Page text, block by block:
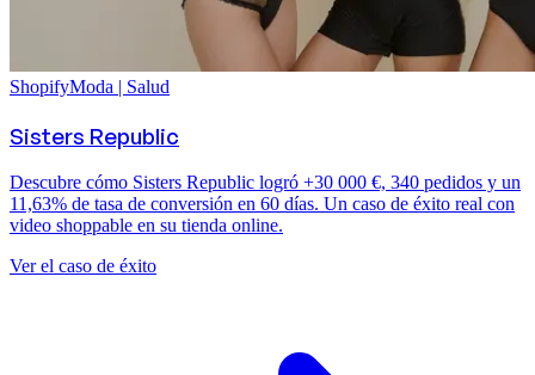
ShopifyModa | Salud
Sisters Republic
Descubre cómo Sisters Republic logró +30 000 €, 340 pedidos y un
11,63% de tasa de conversión en 60 días. Un caso de éxito real con
video shoppable en su tienda online.
Ver el caso de éxito